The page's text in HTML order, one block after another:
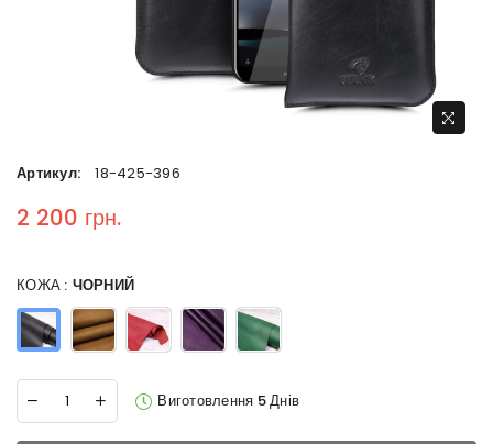
Артикул: 18-425-396
Regular price
2 200 грн.
КОЖА : ЧОРНИЙ
Виготовлення 5 Днів